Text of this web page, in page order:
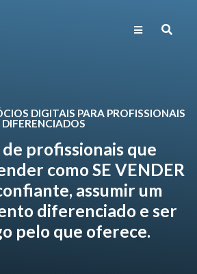
DIGITAIS PARA PROFISSIONAIS
DIFERENCIADOS
profissionais que
como SE VENDER
assumir um
diferenciado e ser
pelo que oferece.